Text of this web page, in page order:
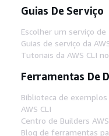
Guias De Serviço
Escolher um serviço
Guias de serviço da
Tutoriais da AWS CLI
Ferramentas De
Biblioteca de exemplos
AWS CLI
Centro de Builders AWS
Blog de ferramentas